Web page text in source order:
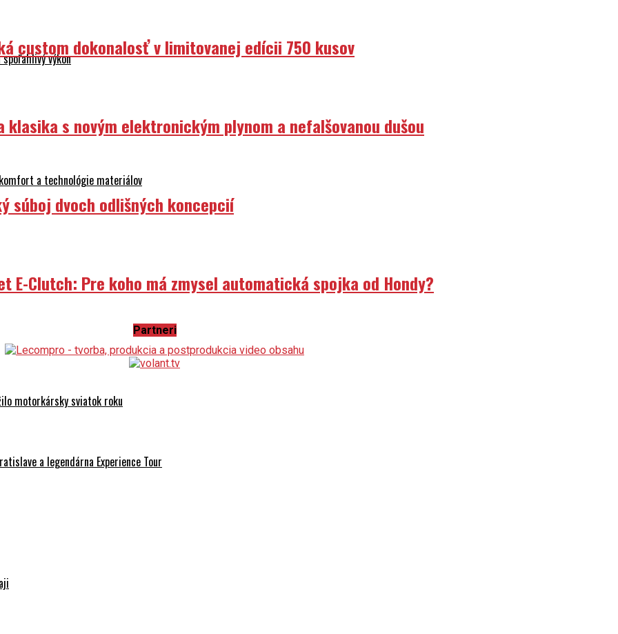
výkon
a technológie materiálov
motorkársky sviatok roku
a legendárna Experience Tour
custom dokonalosť v limitovanej edícii 750 kusov
klasika s novým elektronickým plynom a nefalšovanou dušou
súboj dvoch odlišných koncepcií
E-Clutch: Pre koho má zmysel automatická spojka od Hondy?
Partneri